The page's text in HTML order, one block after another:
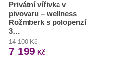
Privátní vířivka v
pivovaru – wellness
Rožmberk s polopenzí
3…
14 100 Kč
7 199 Kč